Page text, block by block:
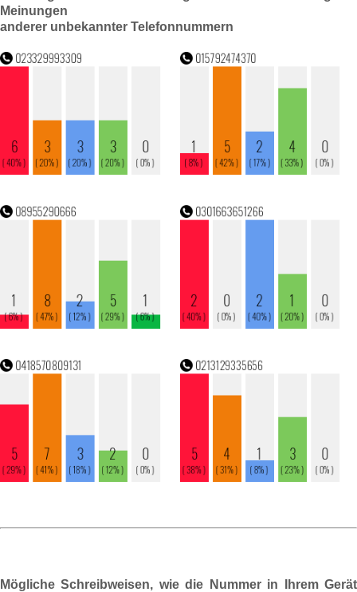
Meinungen
anderer unbekannter Telefonnummern
Mögliche Schreibweisen, wie die Nummer in Ihrem Gerät